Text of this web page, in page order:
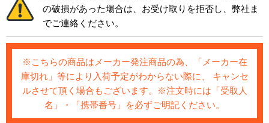
の破損があった場合は、お受け取りを拒否し、弊社ま
でご連絡ください。
※こちらの商品はメーカー発注商品の為、「メーカー在
庫切れ」等により入荷予定がわからない際に、 キャンセ
ルさせて頂く場合もございます。※注文時には「受取人
名」・「携帯番号」を必ずご明記ください。